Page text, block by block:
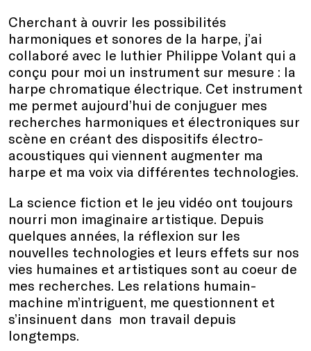
Cherchant à ouvrir les possibilités
harmoniques et sonores de la harpe, j’ai
collaboré avec le luthier Philippe Volant qui a
conçu pour moi un instrument sur mesure : la
harpe chromatique électrique. Cet instrument
me permet aujourd’hui de conjuguer mes
recherches harmoniques et électroniques sur
scène en créant des dispositifs électro-
acoustiques qui viennent augmenter ma
harpe et ma voix via différentes technologies.
La science fiction et le jeu vidéo ont toujours
nourri mon imaginaire artistique. Depuis
quelques années, la réflexion sur les
nouvelles technologies et leurs effets sur nos
vies humaines et artistiques sont au coeur de
mes recherches. Les relations humain-
machine m’intriguent, me questionnent et
s’insinuent dans mon travail depuis
longtemps.